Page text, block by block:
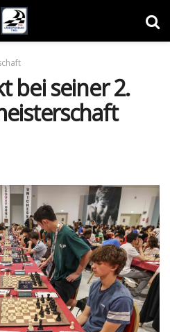
bei seiner 2.